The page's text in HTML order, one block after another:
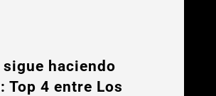
sigue haciendo
Top 4 entre Los